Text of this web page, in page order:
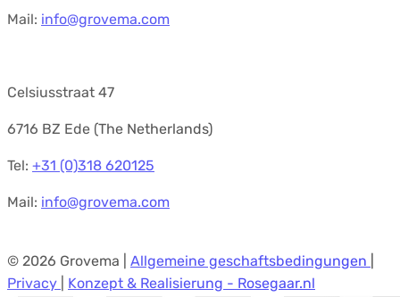
Mail: info@grovema.com
Celsiusstraat 47
6716 BZ Ede (The Netherlands)
Tel: +31 (0)318 620125
Mail: info@grovema.com
© 2026 Grovema | Allgemeine geschaftsbedingungen
Privacy Konzept & Realisierung - Rosegaar.nl